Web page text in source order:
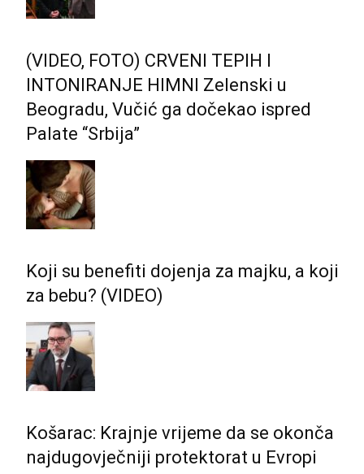
(VIDEO, FOTO) CRVENI TEPIH I
INTONIRANJE HIMNI Zelenski u
Beogradu, Vučić ga dočekao ispred
Palate “Srbija”
Koji su benefiti dojenja za majku, a koji
za bebu? (VIDEO)
Košarac: Krajnje vrijeme da se okonča
najdugovječniji protektorat u Evropi